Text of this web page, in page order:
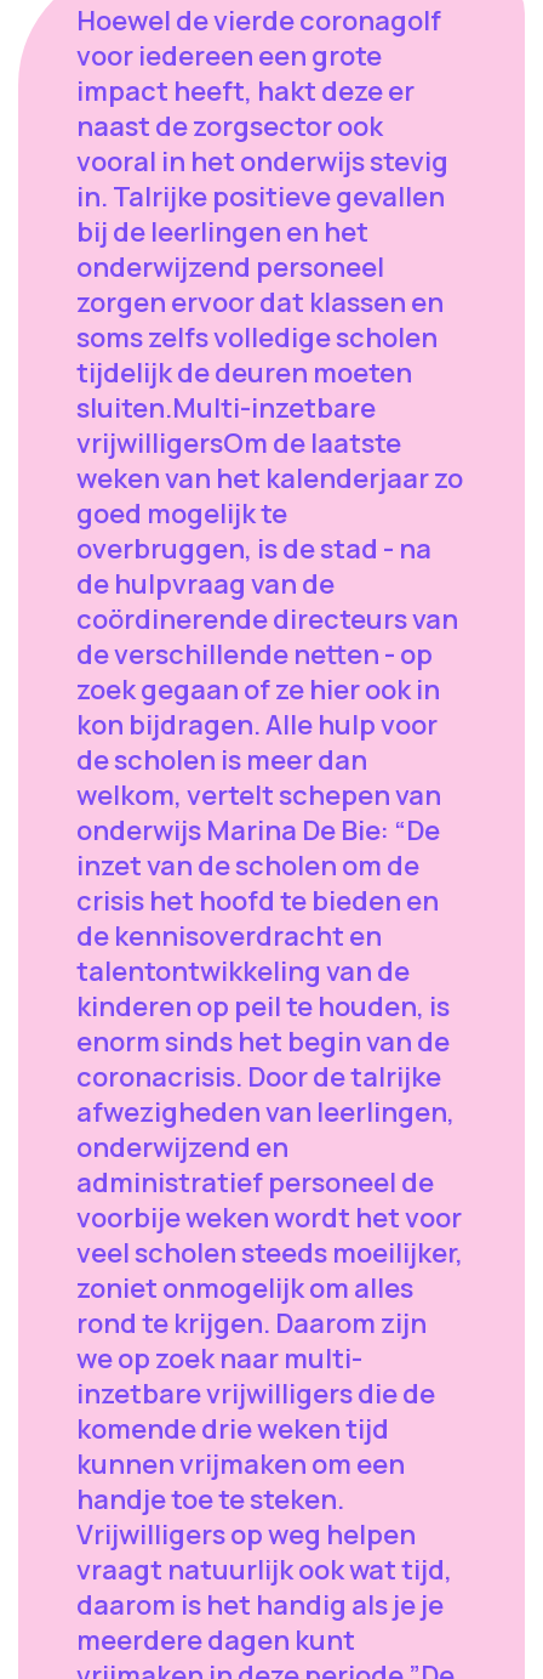
Hoewel de vierde coronagolf
voor iedereen een grote
impact heeft, hakt deze er
naast de zorgsector ook
vooral in het onderwijs stevig
in. Talrijke positieve gevallen
bij de leerlingen en het
onderwijzend personeel
zorgen ervoor dat klassen en
soms zelfs volledige scholen
tijdelijk de deuren moeten
sluiten.Multi-inzetbare
vrijwilligersOm de laatste
weken van het kalenderjaar zo
goed mogelijk te
overbruggen, is de stad - na
de hulpvraag van de
coördinerende directeurs van
de verschillende netten - op
zoek gegaan of ze hier ook in
kon bijdragen. Alle hulp voor
de scholen is meer dan
welkom, vertelt schepen van
onderwijs Marina De Bie: “De
inzet van de scholen om de
crisis het hoofd te bieden en
de kennisoverdracht en
talentontwikkeling van de
kinderen op peil te houden, is
enorm sinds het begin van de
coronacrisis. Door de talrijke
afwezigheden van leerlingen,
onderwijzend en
administratief personeel de
voorbije weken wordt het voor
veel scholen steeds moeilijker,
zoniet onmogelijk om alles
rond te krijgen. Daarom zijn
we op zoek naar multi-
inzetbare vrijwilligers die de
komende drie weken tijd
kunnen vrijmaken om een
handje toe te steken.
Vrijwilligers op weg helpen
vraagt natuurlijk ook wat tijd,
daarom is het handig als je je
meerdere dagen kunt